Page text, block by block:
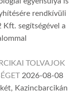
rendkívüli
segítségével a
TOLVAJOK
2026-08-08
Kazincbarcikán